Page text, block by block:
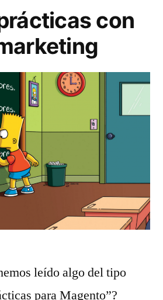
con
leído algo del tipo
para Magento”?